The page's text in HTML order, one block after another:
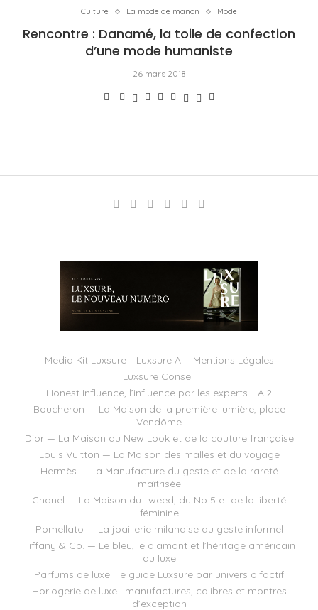
Culture La mode de manon Mode
Rencontre : Danamé, la toile de confection
d’une mode humaniste
26 mars 2018
Media Kit Luxsure Luxsure AI
Mentions Légales
Luxsure Conseil
Honest Influence, l’influence par les experts
AI2
Boucheron — La Maison de la première lumière, place
Vendôme
Dior — La Maison du New Look et de la couture française
Louis Vuitton — La Maison des malles et du voyage
Hermès — La Manufacture du geste et de la rareté
maîtrisée
Chanel — La Maison du tweed, du No 5 et de la liberté
féminine
Pomellato — La joaillerie milanaise du geste informel
Tiffany & Co. — Le bleu, le diamant et l’héritage américain
du luxe
Parfums de luxe : le guide Luxsure par univers olfactif
Horlogerie de luxe : manufactures, calibres et montres
d’exception